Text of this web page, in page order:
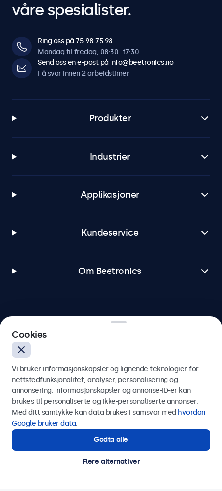
våre spesialister.
Ring oss på 75 98 75 98
Mandag til fredag, 08:30–17:30
Send oss en e-post på info@beetronics.no
Få svar innen 2 arbeidstimer
Produkter
Industrier
Applikasjoner
Kundeservice
Om Beetronics
4.8/5 vurdert av 5000+ bedrifter
Norsk
Cookies
Vi bruker informasjonskapsler og lignende teknologier for
nettstedfunksjonalitet, analyser, personalisering og
annonsering. Informasjonskapsler og annonse-ID-er kan
brukes til personaliserte og ikke-personaliserte annonser.
Med ditt samtykke kan data brukes i samsvar med hvordan
Google bruker data.
Godta alle
Flere alternativer